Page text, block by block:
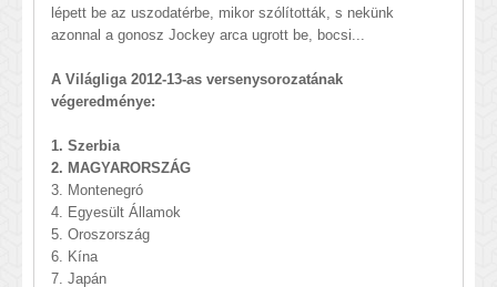
lépett be az uszodatérbe, mikor szólították, s nekünk
azonnal a gonosz Jockey arca ugrott be, bocsi...
A Világliga 2012-13-as versenysorozatának
végeredménye:
1. Szerbia
2. MAGYARORSZÁG
3. Montenegró
4. Egyesült Államok
5. Oroszország
6. Kína
7. Japán